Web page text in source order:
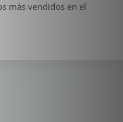
más vendidos en el